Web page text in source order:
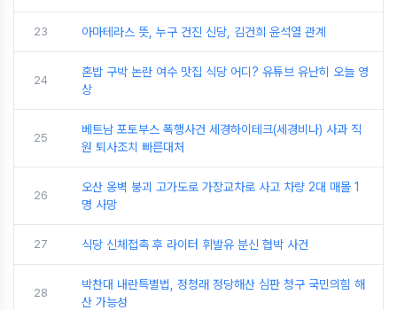
23 아마테라스 뜻, 누구 건진 신당, 김건희 윤석열 관계
24
혼밥 구박 논란 여수 맛집 식당 어디? 유튜브 유난히 오늘 영
상
25
베트남 포토부스 폭행사건 세경하이테크(세경비나) 사과 직
원 퇴사조치 빠른대처
26
오산 옹벽 붕괴 고가도로 가장교차로 사고 차량 2대 매몰 1
명 사망
27 식당 신체접촉 후 라이터 휘발유 분신 협박 사건
28
박찬대 내란특별법, 정청래 정당해산 심판 청구 국민의힘 해
산 가능성